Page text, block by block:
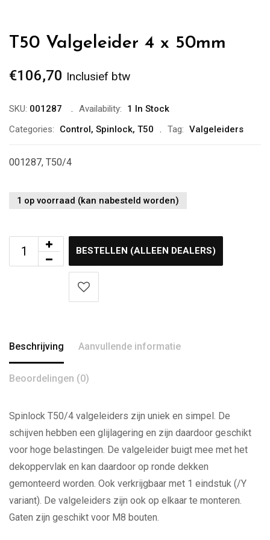
T50 Valgeleider 4 x 50mm
€106,70 Inclusief btw
SKU: 001287 Availability:
1 In Stock
Categories:
Control, Spinlock, T50 Tag: Valgeleiders
001287, T50/4
1 op voorraad (kan nabesteld worden)
BESTELLEN (ALLEEN DEALERS)
Beschrijving Aanvullende informatie
Beoordelingen (0)
Spinlock T50/4 valgeleiders zijn uniek en simpel. De
schijven hebben een glijlagering en zijn daardoor geschikt
voor hoge belastingen. De valgeleider buigt mee met het
dekoppervlak en kan daardoor op ronde dekken
gemonteerd worden. Ook verkrijgbaar met 1 eindstuk (/Y
variant). De valgeleiders zijn ook op elkaar te monteren.
Gaten zijn geschikt voor M8 bouten.